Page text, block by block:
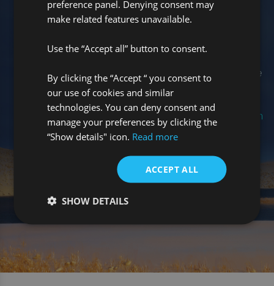
"Son un grupo de personas muy agradables con
abierta, una actitud proactiva para la resolución
de problemas y una mentalidad extremadamente
pragmática en cuanto al diseño de soluciones.”
Jefe de Operaciones de una aseguradora líder en
el mercado.
preference panel. Denying consent may
make related features unavailable.
Use the “Accept all” button to consent.
By clicking the “Accept “ you consent to
our use of cookies and similar
technologies. You can deny consent and
manage your preferences by clicking the
“Show details" icon. Read more
ACCEPT ALL
SHOW DETAILS